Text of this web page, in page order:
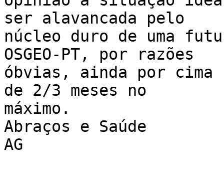
ser alavancada pelo
núcleo duro de uma
OSGEO-PT, por razões
óbvias, ainda por cima
de 2/3 meses no
máximo.
Abraços e Saúde
AG